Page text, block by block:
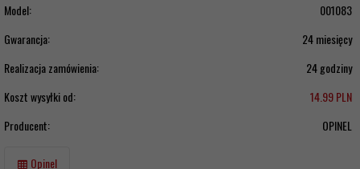
Model:
001083
Gwarancja:
24 miesięcy
Realizacja zamówienia:
24 godziny
Koszt wysyłki od:
14.99 PLN
Producent:
OPINEL
Opinel